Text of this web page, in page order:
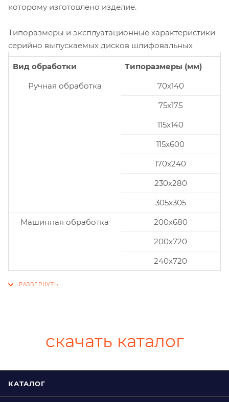
которому изготовлено изделие.
Типоразмеры и эксплуатационные характеристики
серийно выпускаемых дисков шлифовальных
Вид обработки
Типоразмеры (мм)
Ручная обработка
70x140
75x175
115x140
115x600
170x240
230x280
305x305
Машинная обработка
200х680
200х720
240х720
скачать каталог
КАТАЛОГ